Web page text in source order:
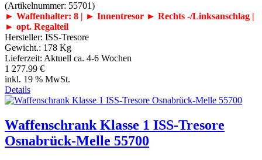
(Artikelnummer: 55701)
► Waffenhalter: 8 | ► Innentresor ► Rechts -/Linksanschlag |
► opt. Regalteil
Hersteller: ISS-Tresore
Gewicht.: 178 Kg
Lieferzeit: Aktuell ca. 4-6 Wochen
1 277.99 €
inkl. 19 % MwSt.
Details
Waffenschrank Klasse 1 ISS-Tresore
Osnabrück-Melle 55700